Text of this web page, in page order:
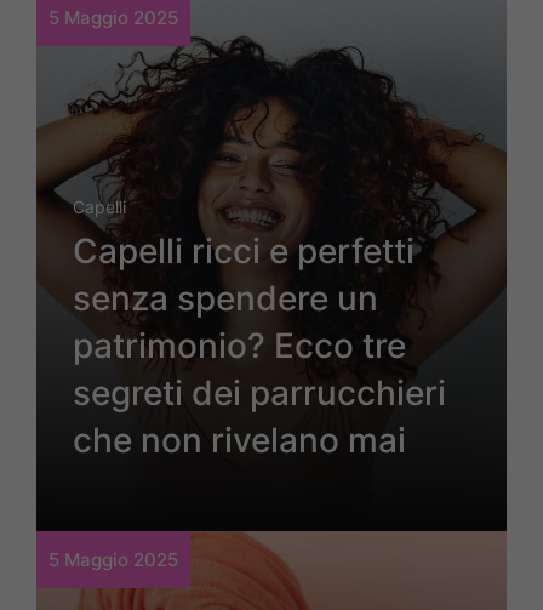
5 Maggio 2025
Capelli
Capelli ricci e perfetti
senza spendere un
patrimonio? Ecco tre
segreti dei parrucchieri
che non rivelano mai
5 Maggio 2025